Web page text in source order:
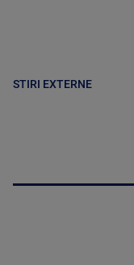
STIRI EXTERNE